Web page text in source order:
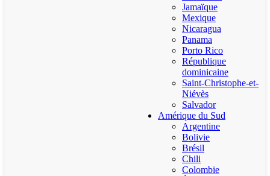
Jamaïque
Mexique
Nicaragua
Panama
Porto Rico
République
dominicaine
Saint-Christophe-et-
Niévès
Salvador
Amérique du Sud
Argentine
Bolivie
Brésil
Chili
Colombie